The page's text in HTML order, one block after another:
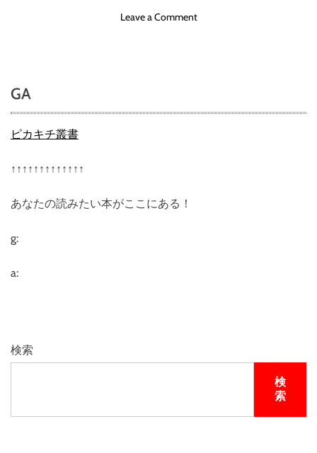
Leave a Commento
e
、
GA
ピカキチ叢書
↑↑↑↑↑↑↑↑↑↑↑↑↑
あなたの読みたい本がここにある！
g:
a:
検索
検
索